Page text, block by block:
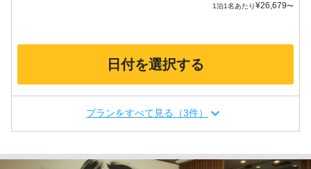
1泊1名あたり¥26,679〜
日付を選択する
プランをすべて見る（3件）